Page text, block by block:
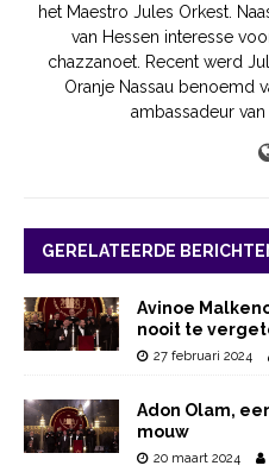
het Maestro Jules Orkest.
van Hessen interesse
chazzanoet. Recent werd
Oranje Nassau benoemd
ambassadeur
GERELATEERDE
Avinoe
nooit te
27 februari 2024
Adon Olam,
mouw
20 maart 2024